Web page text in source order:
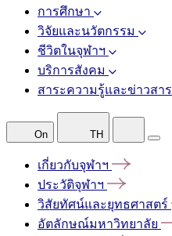
การศึกษา
วิจัยและนวัตกรรม
ชีวิตในจุฬาฯ
บริการสังคม
สาระความรู้และข่าวสาร
On TH
เกี่ยวกับจุฬาฯ
ประวัติจุฬาฯ
วิสัยทัศน์และยุทธศาสตร์
อัตลักษณ์มหาวิทยาลัย